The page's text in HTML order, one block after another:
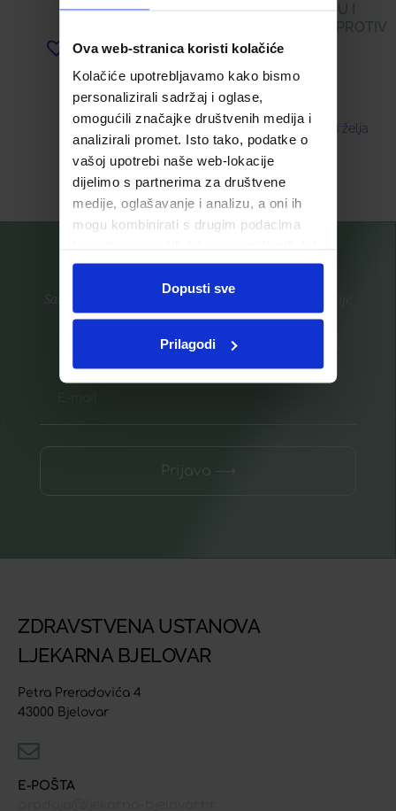
Ova web-stranica koristi kolačiće
Kolačiće upotrebljavamo kako bismo
personalizirali sadržaj i oglase,
omogućili značajke društvenih medija i
analizirali promet. Isto tako, podatke o
vašoj upotrebi naše web-lokacije
dijelimo s partnerima za društvene
medije, oglašavanje i analizu, a oni ih
mogu kombinirati s drugim podacima
ste upotrebljavali njihove usluge.
Dopusti sve
Prilagodi
Dodaj u listu želja
Pročitaj više
SPREJ ZA SUHU I
OSJETLJIVU KOŽU PROTIV
SVRBEŽA
10,19
Dodaj u listu želja
Pročitaj više
Saznajte prvi za nove proizvode i ekskluzivne promocije
Prijavite se na listu za novosti
Prijava ⟶
ZDRAVSTVENA USTANOVA
LJEKARNA BJELOVAR
Petra Preradovića 4
43000 Bjelovar
E-POŠTA